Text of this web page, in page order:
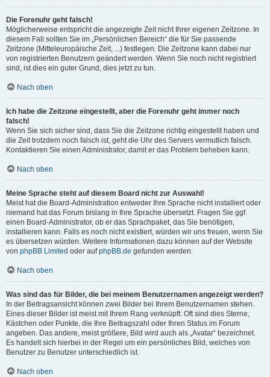
Die Forenuhr geht falsch!
Möglicherweise entspricht die angezeigte Zeit nicht Ihrer eigenen Zeitzone. In
diesem Fall sollten Sie im „Persönlichen Bereich“ die für Sie passende
Zeitzone (Mitteleuropäische Zeit, ...) festlegen. Die Zeitzone kann dabei nur
von registrierten Benutzern geändert werden. Wenn Sie noch nicht registriert
sind, ist dies ein guter Grund, dies jetzt zu tun.
Nach oben
Ich habe die Zeitzone eingestellt, aber die Forenuhr geht immer noch
falsch!
Wenn Sie sich sicher sind, dass Sie die Zeitzone richtig eingestellt haben und
die Zeit trotzdem noch falsch ist, geht die Uhr des Servers vermutlich falsch.
Kontaktieren Sie einen Administrator, damit er das Problem beheben kann.
Nach oben
Meine Sprache steht auf diesem Board nicht zur Auswahl!
Meist hat die Board-Administration entweder Ihre Sprache nicht installiert oder
niemand hat das Forum bislang in Ihre Sprache übersetzt. Fragen Sie ggf.
einen Board-Administrator, ob er das Sprachpaket, das Sie benötigen,
installieren kann. Falls es noch nicht existiert, würden wir uns freuen, wenn Sie
es übersetzen würden. Weitere Informationen dazu können auf der Website
von phpBB Limited oder aufphpBB.de gefunden werden.
Nach oben
Was sind das für Bilder, die bei meinem Benutzernamen angezeigt werden?
In der Beitragsansicht können zwei Bilder bei Ihrem Benutzernamen stehen.
Eines dieser Bilder ist meist mit Ihrem Rang verknüpft: Oft sind dies Sterne,
Kästchen oder Punkte, die Ihre Beitragszahl oder Ihren Status im Forum
angeben. Das andere, meist größere, Bild wird auch als „Avatar“ bezeichnet.
Es handelt sich hierbei in der Regel um ein persönliches Bild, welches von
Benutzer zu Benutzer unterschiedlich ist.
Nach oben